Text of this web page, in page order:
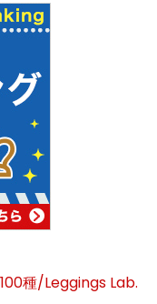
種/Leggings Lab.